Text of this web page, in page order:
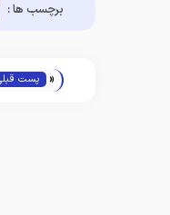
برچسب ها :
« پست